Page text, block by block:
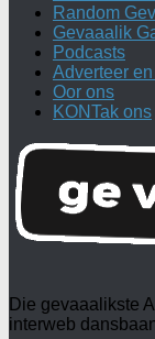
Random
Gevaaalik
Podcasts
Adverteer
Oor ons
KONTak ons
Die gevaaalikste
interweb